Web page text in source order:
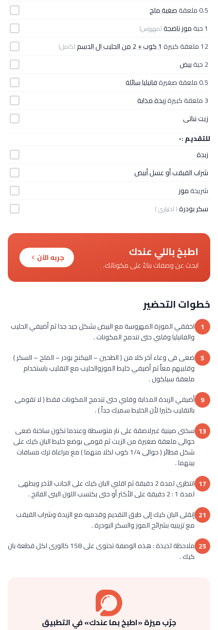
0.5 ملعقة
صغية ملح
1 حبة
موز ناضجة(مهروس)
12 ملعقة كبيرة 1 كوب + 2 من الحليب ال الدسم (كامل)
2 حبة
بيض
0.5 ملعقة صغيرة
فانيليا سائلة
3 ملعقة كبيرة
زبدة مذابة
زيت نباتى
للتقديم :-
زبدة
شراب القيقب أو عسل أبيض
شريحةموز
سكر بودرة( اختياري )
اطبخ باللي عندك
ابحث عن وصفات بناءً على مكوناتك.
جربه الآن
خطوات التحضير
1 اخفقي الموزة المهروسة مع البيض بشكل جيد جدا ثم أضيفي الحليب
والفانيليا وقلبي حتى تندمج المكونات .
5 ضعى فى وعاء آخر كلا من ( الطحين – البيكنج بودر – الملح – السكر )
وقلبيهم معاً ثم أضيفي خليط الموزوالحليب مع التقليب باستخدام
ملعقة سيلكون .
9 أضيفي الزبدة المذابة وقلبي حتى تندمج المكونات فقط ( لا تقومى
بالتقليب كثيرا لأن الخليط سميك جداً ) .
13 سخنى صينية غيرلاصقة على نار متوسطة وعندما تكون ساخنة ضعى
حوالى ملعقة صغيرة من الزيت ثم قومى بوضع خليط البان كيك على
شكل فطائر ( حوالى 1/4 كوب لكلا منهما ) مع مراعاة ترك مسافات
بينهما .
17
انتظرى لمدة 2 دقيقة ثم اقلبي البان كيك على الجانب الآخر ويطهى
لمدة 1 : 2 دقيقة على الأكثر أو حتى يكتسب اللون البنى الفاتح .
21 إنقلى البان كيك إلى طبق التقديم وقدميه مع الزبدة وشراب القيقب
مع تزينيه بشرائح الموز والسكر البودرة .
25
ملاحظة لذيذة : هذه الوصفة تحتوى على 158 كالورى لكل قطعة بان
كيك .
جرّب ميزة «اطبخ بما عندك» في التطبيق